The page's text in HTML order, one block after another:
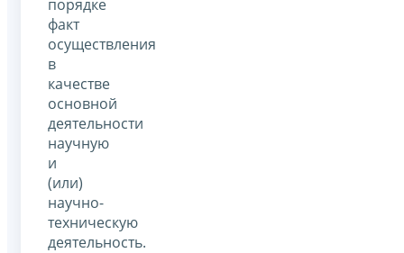
порядке
факт
осуществления
в
качестве
основной
деятельности
научную
и
(или)
научно-
техническую
деятельность.